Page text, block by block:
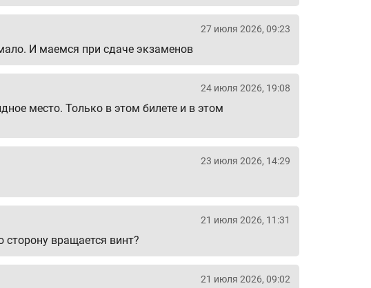
27 июля 2026, 09:23
И маемся при сдаче экзаменов
24 июля 2026, 19:08
место. Только в этом билете и в этом
23 июля 2026, 14:29
21 июля 2026, 11:31
вращается винт?
21 июля 2026, 09:02